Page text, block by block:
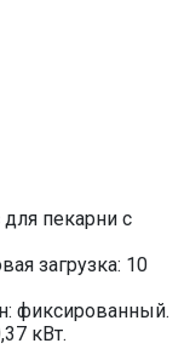
пекарни с
загрузка: 10
фиксированный.
кВт.